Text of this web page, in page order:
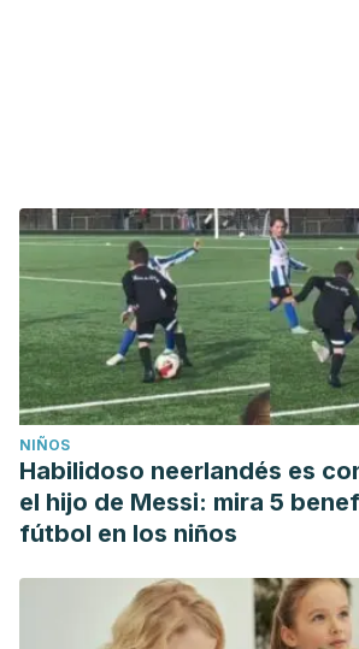
NIÑOS
Habilidoso neerlandés es
el hijo de Messi: mira 5
fútbol en los niños